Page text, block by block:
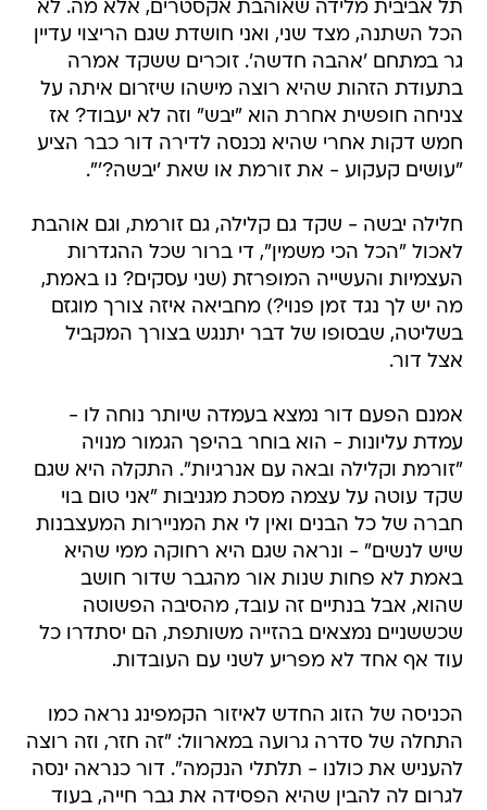
תל אביבית מלידה שאוהבת אקסטרים, אלא מה. לא
הכל השתנה, מצד שני, ואני חושדת שגם הריצוי עדיין
גר במתחם 'אהבה חדשה'. זוכרים ששקד אמרה
בתעודת הזהות שהיא רוצה מישהו שיזרום איתה על
צניחה חופשית אחרת הוא "יבש" וזה לא יעבוד? אז
חמש דקות אחרי שהיא נכנסה לדירה דור כבר הציע
"עושים קעקוע - את זורמת או שאת 'יבשה?'".
חלילה יבשה - שקד גם קלילה, גם זורמת, וגם אוהבת
לאכול "הכל הכי משמין", די ברור שכל ההגדרות
העצמיות והעשייה המופרזת (שני עסקים? נו באמת,
מה יש לך נגד זמן פנוי?) מחביאה איזה צורך מוגזם
בשליטה, שבסופו של דבר יתנגש בצורך המקביל
אצל דור.
אמנם הפעם דור נמצא בעמדה שיותר נוחה לו -
עמדת עליונות - הוא בוחר בהיפך הגמור מנויה
"זורמת וקלילה ובאה עם אנרגיות". התקלה היא שגם
שקד עוטה על עצמה מסכת מגניבות "אני טום בוי
חברה של כל הבנים ואין לי את המניירות המעצבנות
שיש לנשים" - ונראה שגם היא רחוקה ממי שהיא
באמת לא פחות שנות אור מהגבר שדור חושב
שהוא, אבל בנתיים זה עובד, מהסיבה הפשוטה
שכששניים נמצאים בהזייה משותפת, הם יסתדרו כל
עוד אף אחד לא מפריע לשני עם העובדות.
הכניסה של הזוג החדש לאיזור הקמפינג נראה כמו
התחלה של סדרה גרועה במארוול: "זה חזר, וזה רוצה
להעניש את כולנו - תלתלי הנקמה". דור כנראה ינסה
לגרום לה להבין שהיא הפסידה את גבר חייה, בעוד